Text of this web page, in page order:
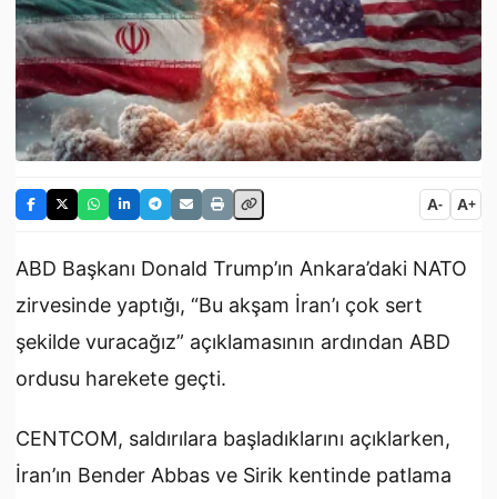
A- A+
ABD Başkanı Donald Trump’ın Ankara’daki NATO
zirvesinde yaptığı, “Bu akşam İran’ı çok sert
şekilde vuracağız” açıklamasının ardından ABD
ordusu harekete geçti.
CENTCOM, saldırılara başladıklarını açıklarken,
İran’ın Bender Abbas ve Sirik kentinde patlama